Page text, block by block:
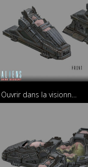
Ouvrir dans la visionneuse